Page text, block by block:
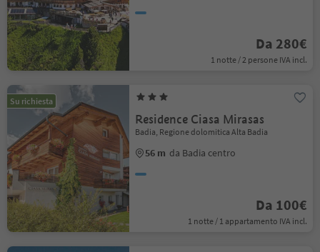
Da 280€
1 notte / 2 persone IVA incl.
Su richiesta
Residence Ciasa Mirasas
Badia, Regione dolomitica Alta Badia
56 m da Badia centro
Da 100€
1 notte / 1 appartamento IVA incl.